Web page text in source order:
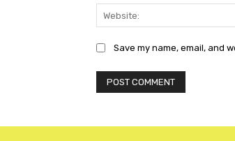
Save my name, email, and